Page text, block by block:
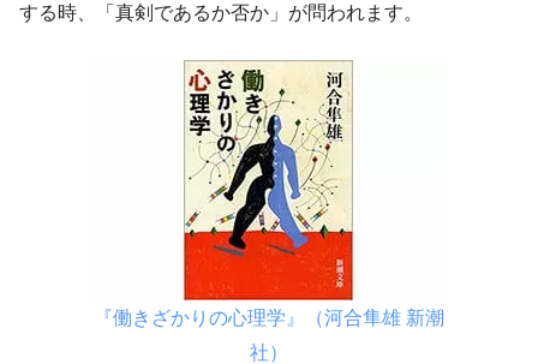
する時、「真剣であるか否か」が問われます。
『働きざかりの心理学』（河合隼雄 新潮
社）